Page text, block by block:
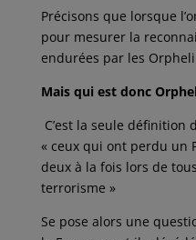
Précisons que lorsque
pour mesurer la
endurées par les
Mais qui est donc
C’est la seule définition
« ceux qui ont perdu un
deux à la fois lors de
terrorisme »
Se pose alors une